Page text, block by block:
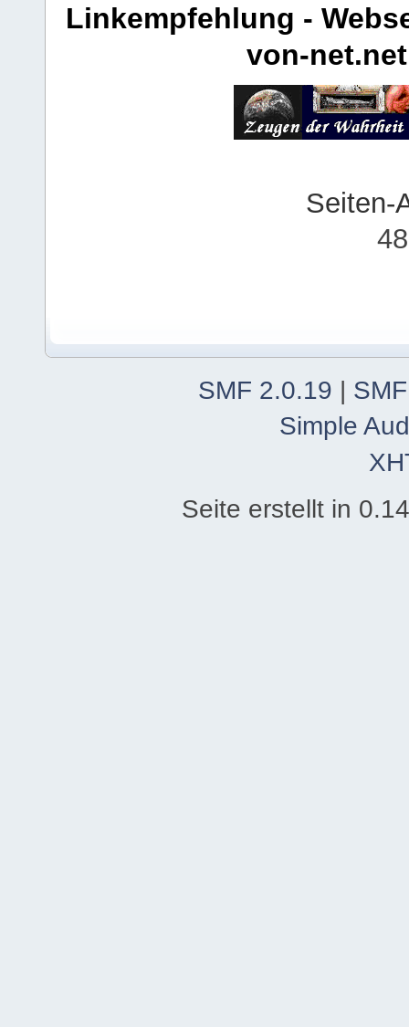
Linkempfehlung -
von-net.net
Seiten-
SMF 2.0.19
Simple
Seite erstellt in